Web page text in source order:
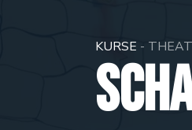
KURSE -